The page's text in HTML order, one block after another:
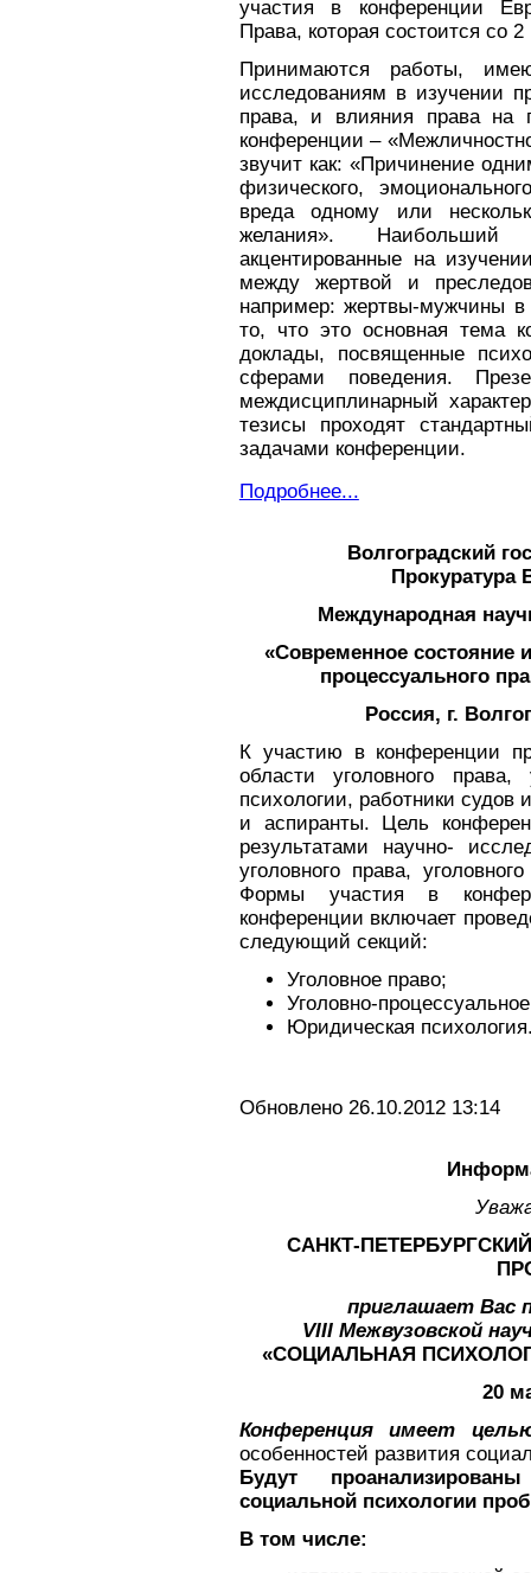
участия в конференции
Права, которая состоится со
Принимаются работы,
исследованиям в изучении
права, и влияния права на
конференции –
звучит как: «Причинение
физического,
вреда одному или
желания». Наибольший
акцентированные на
между жертвой и
например: жертвы-мужчины в
то, что это основная тема
доклады, посвященные
сферами поведения.
междисциплинарный
тезисы проходят
задачами конференции.
Подробнее...
Волгоградский
Прокуратура
Международная
«Современное состояние
процессуального
Россия, г.
К участию в конференции
области уголовного
психологии, работники судов
и аспиранты. Цель
результатами научно-
уголовного права,
Формы участия в
конференции включает
следующий секций:
Уголовное право;
Уголовно-
Юридическая
Обновлено 26.10.2012 13:14
САНКТ-
приглашает Вас
VIII Межвузовской
«СОЦИАЛЬНАЯ
20
Конференция имеет
особенностей развития
Будут
социальной психологии
В том числе: